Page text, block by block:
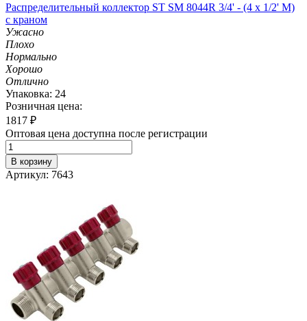
Распределительный коллектор ST SM 8044R 3/4' - (4 x 1/2' M)
с краном
Ужасно
Плохо
Нормально
Хорошо
Отлично
Упаковка: 24
Розничная цена:
1817 ₽
Оптовая цена доступна после регистрации
В корзину
Артикул: 7643